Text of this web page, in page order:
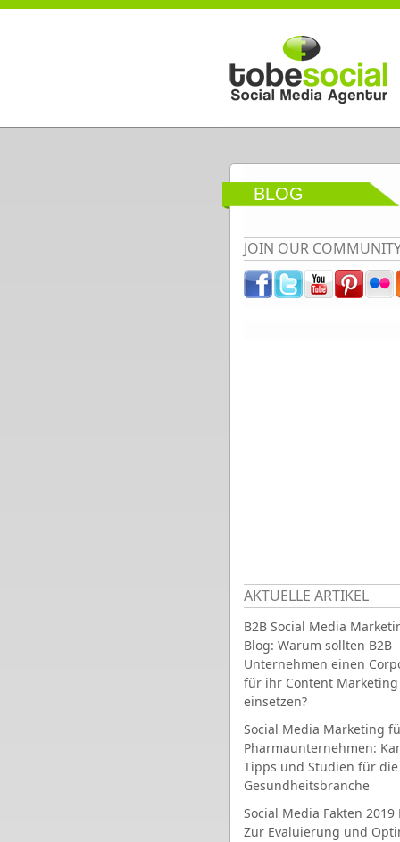
Direkt zum Inhalt
BLOG
JOIN OUR
AKTUELLE ARTIKEL
B2B Social Media
Blog: Warum sollten B2B
Unternehmen einen
für ihr Content Marketing
einsetzen?
Social Media Marketing
Pharmaunternehmen:
Tipps und Studien für die
Gesundheitsbranche
Social Media Fakten 2019
Zur Evaluierung und